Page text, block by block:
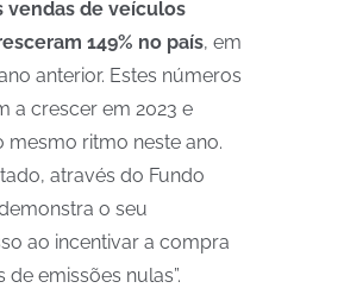
vendas de veículos
149% no país, em
anterior. Estes números
a crescer em 2023 e
mesmo ritmo neste ano.
através do Fundo
o seu
ao incentivar a compra
de emissões nulas”.